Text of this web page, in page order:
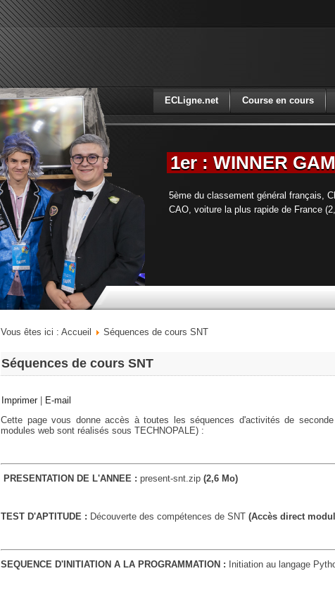
1er : WINNER
5ème du classement général français,
CAO, voiture la plus rapide de France
ECLigne.net Course en cours
Vous êtes ici : Accueil Séquences de cours SNT
Séquences de cours SNT
Imprimer
E-mail
Cette page vous donne accès à toutes les séquences d'activités de
modules web sont réalisés sous TECHNOPALE) :
PRESENTATION DE L'ANNEE : present-snt.zip (2,6 Mo)
TEST D'APTITUDE : Découverte des compétences de SNT (Accès direct
SEQUENCE D'INITIATION A LA PROGRAMMATION : Initiation au langage